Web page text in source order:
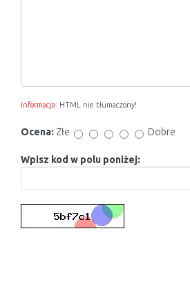
Informacja: HTML nie tłumaczony!
Ocena: Złe Dobre
Wpisz kod w polu poniżej: